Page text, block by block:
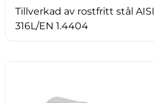
Tillverkad av rostfritt stål AISI
316L/EN 1.4404